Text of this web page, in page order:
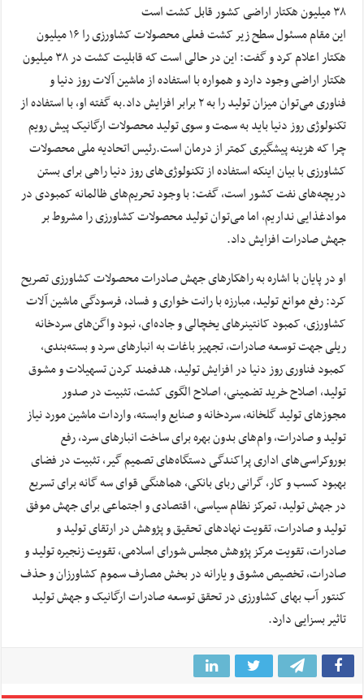
۳۸ میلیون هکتار اراضی کشور قابل کشت است
این مقام مسئول سطح زیر کشت فعلی محصولات کشاورزی را ۱۶ میلیون
هکتار اعلام کرد و گفت: این در حالی است که قابلیت کشت در ۳۸ میلیون
هکتار اراضی وجود دارد و همواره با استفاده از ماشین آلات روز دنیا و
فناوری می‌توان میزان تولید را به ۲ برابر افزایش داد.به گفته او، با استفاده از
تکنولوژی روز دنیا باید به سمت و سوی تولید محصولات ارگانیک پیش رویم
چرا که هزینه پیشگیری کمتر از درمان است.رئیس اتحادیه ملی محصولات
کشاورزی با بیان اینکه استفاده از تکنولوژی‌های روز دنیا راهی برای بستن
دریچه‌های نفت کشور است، گفت: با وجود تحریم‌های ظالمانه کمبودی در
موادغذایی نداریم، اما می‌توان تولید محصولات کشاورزی را مشروط بر
جهش صادرات افزایش داد.
او در پایان با اشاره به راهکار‌های جهش صادرات محصولات کشاورزی تصریح
کرد: رفع موانع تولید، مبارزه با رانت خواری و فساد، فرسودگی ماشین آلات
کشاورزی، کمبود کانتینر‌های یخچالی و جاده‌ای، نبود واگن‌های سردخانه
ریلی جهت توسعه صادرات، تجهیز باغات به انبار‌های سرد و بسته‌بندی،
کمبود فناوری روز دنیا در افزایش تولید، هدفمند کردن تسهیلات و مشوق
تولید، اصلاح خرید تضمینی، اصلاح الگوی کشت، تثبیت در صدور
مجوز‌های تولید گلخانه، سردخانه و صنایع وابسته، واردات ماشین مورد نیاز
تولید و صادرات، وام‌های بدون بهره برای ساخت انبار‌های سرد، رفع
بوروکراسی‌های اداری پراکندگی دستگاه‌های تصمیم گیر، تثبیت در فضای
بهبود کسب و کار، گرانی ربای بانکی، هماهنگی قوای سه گانه برای تسریع
در جهش تولید، تمرکز نظام سیاسی، اقتصادی و اجتماعی برای جهش موفق
تولید و صادرات، تقویت نهاد‌های تحقیق و پژوهش در ارتقای تولید و
صادرات، تقویت مرکز پژوهش مجلس شورای اسلامی، تقویت زنجیره تولید و
صادرات، تخصیص مشوق و یارانه در بخش مصارف سموم کشاورزان و حذف
کنتور آب بهای کشاورزی در تحقق توسعه صادرات ارگانیک و جهش تولید
تاثیر بسزایی دارد.